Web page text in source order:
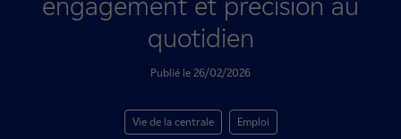
quotidien
Publié le 26/02/2026
Vie de la centrale Emploi